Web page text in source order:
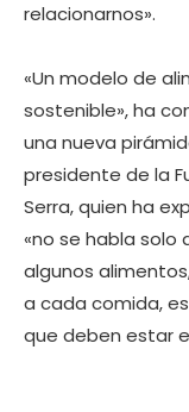
relacionarnos».
«Un modelo de
sostenible», ha
una nueva
presidente de la
Serra, quien ha
«no se habla solo
algunos
a cada comida,
que deben estar